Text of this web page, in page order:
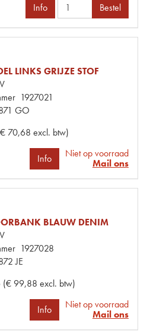
Info Bestel
LINKS GRIJZE STOF
1927021
GO
70,68 excl. btw)
Info
Niet op voorraad
Mail ons
BLAUW DENIM
1927028
JE
(€ 99,88 excl. btw)
Info
Niet op voorraad
Mail ons